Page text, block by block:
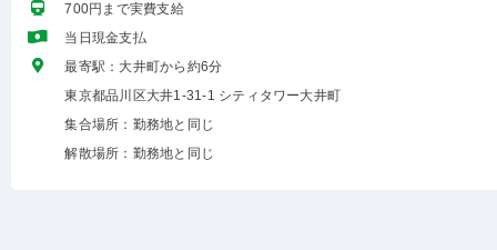
700円まで実費支給
当日現金支払
最寄駅：大井町から約6分
東京都品川区大井1-31-1 シティタワー大井町
集合場所：勤務地と同じ
解散場所：勤務地と同じ